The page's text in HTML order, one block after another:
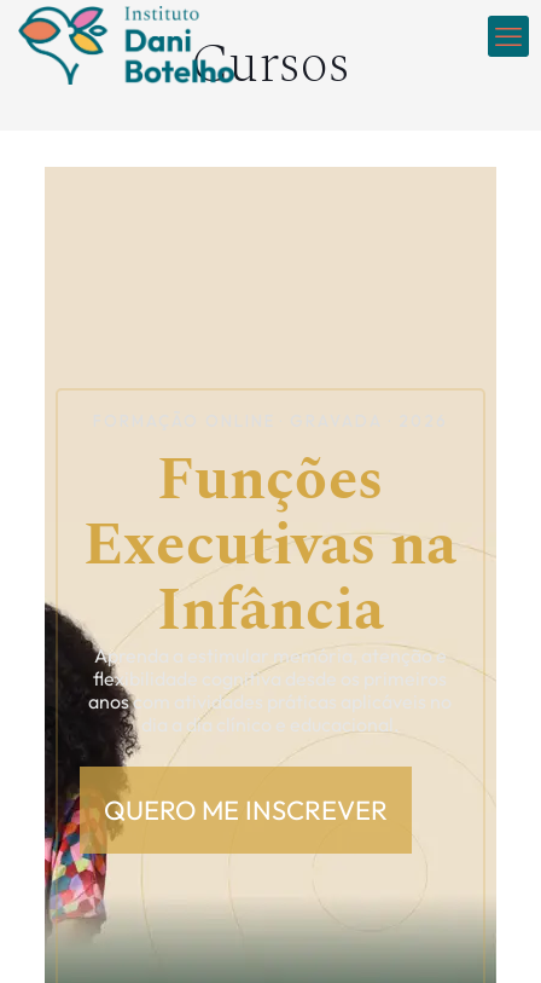
Cursos
Funções
Executivas na
Infância
Aprenda a estimular memória, atenção e
flexibilidade cognitiva desde os primeiros
anos com atividades práticas aplicáveis no
dia a dia clínico e educacional.
QUERO ME INSCREVER